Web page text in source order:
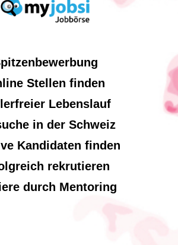
Stellen finden
Lebenslauf
in der Schweiz
Kandidaten finden
rekrutieren
durch Mentoring